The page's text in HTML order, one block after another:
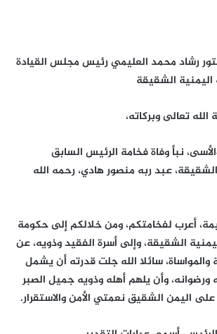
رشاد محمد العليمي رئيس مجلس القيادة
اليمنية الشقيقة
تعالى وبركاته،
نبأ وفاة فخامة الرئيس السابق
عبد ربه منصور هادي، رحمه الله
أعرب لفخامتكم، ومن خلالكم إلى حكومة
الشقيقة، وإلى أسرة الفقيد وذويه، عن
سائلا الله جلت قدرته أن يشمل
ورضوانه، وأن يلهم أهله وذويه جميل الصبر
اليمن الشقيق نعمتي الأمن والاستقرار.